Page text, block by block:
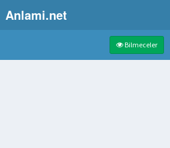
Anlami.net
Bilmeceler